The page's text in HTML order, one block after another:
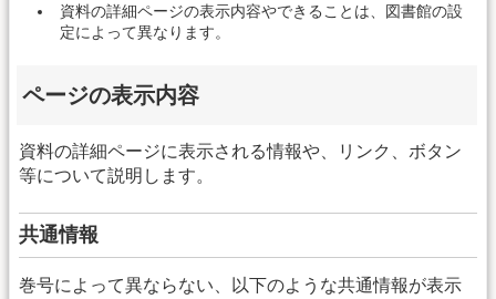
資料の詳細ページの表示内容やできることは、図書館の設
定によって異なります。
ページの表示内容
資料の詳細ページに表示される情報や、リンク、ボタン
等について説明します。
共通情報
巻号によって異ならない、以下のような共通情報が表示